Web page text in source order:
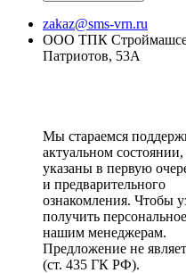
zakaz@sms-vrn.ru
ООО ТПК
Патриотов, 53А
Мы стараемся
актуальном
указаны в первую
и предварительного
ознакомления. Чтобы
получить
нашим менеджерам.
Предложение не
(ст. 435 ГК РФ).